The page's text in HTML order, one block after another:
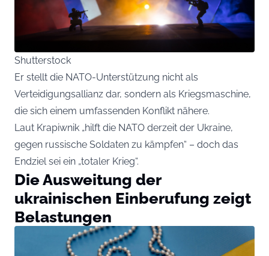
Shutterstock
Er stellt die NATO-Unterstützung nicht als
Verteidigungsallianz dar, sondern als Kriegsmaschine,
die sich einem umfassenden Konflikt nähere.
Laut Krapiwnik „hilft die NATO derzeit der Ukraine,
gegen russische Soldaten zu kämpfen“ – doch das
Endziel sei ein „totaler Krieg“.
Die Ausweitung der
ukrainischen Einberufung zeigt
Belastungen